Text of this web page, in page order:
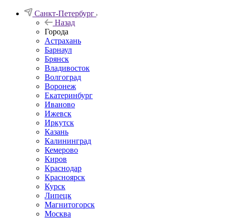
Санкт-Петербург
Назад
Города
Астрахань
Барнаул
Брянск
Владивосток
Волгоград
Воронеж
Екатеринбург
Иваново
Ижевск
Иркутск
Казань
Калининград
Кемерово
Киров
Краснодар
Красноярск
Курск
Липецк
Магнитогорск
Москва